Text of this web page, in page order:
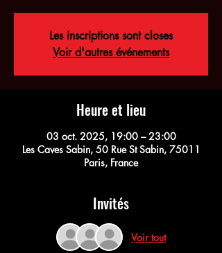
Les inscriptions sont closes
Voir d'autres événements
Heure et lieu
03 oct. 2025, 19:00 – 23:00
Les Caves Sabin, 50 Rue St Sabin, 75011
Paris, France
Invités
Voir tout